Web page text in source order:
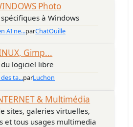
Photo
spécifiques à Windows
AI ne...parChatOuille
Gimp...
logiciel libre
ta...parLuchon
& Multimédia
sites, galeries virtuelles,
et tous usages multimedia